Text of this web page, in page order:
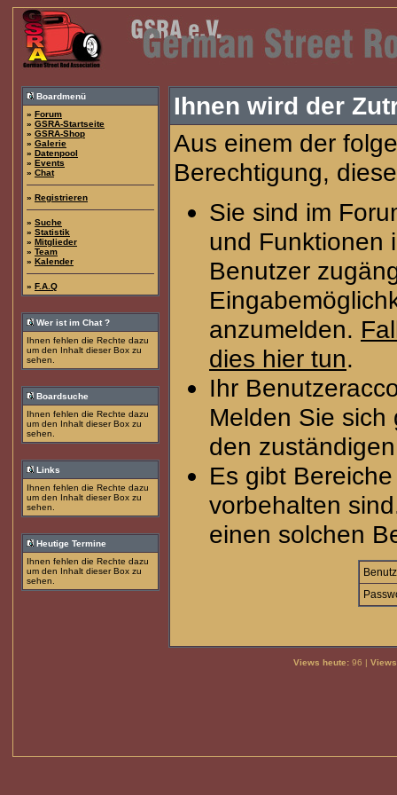
Boardmenü
» Forum
» GSRA-Startseite
» GSRA-Shop
» Galerie
» Datenpool
» Events
» Chat
» Registrieren
» Suche
» Statistik
» Mitglieder
» Team
» Kalender
» F.A.Q
Wer ist im Chat ?
Ihnen fehlen die Rechte dazu
um den Inhalt dieser Box zu
sehen.
Boardsuche
Ihnen fehlen die Rechte dazu
um den Inhalt dieser Box zu
sehen.
Links
Ihnen fehlen die Rechte dazu
um den Inhalt dieser Box zu
sehen.
Heutige Termine
Ihnen fehlen die Rechte dazu
um den Inhalt dieser Box zu
sehen.
Ihnen wird der
Aus einem der
Berechtigung,
Sie sind im
und Funktionen
Benutzer
anzumelden.
dies hier tun.
Ihr
Melden Sie
den
Es gibt
vorbehalten
einen solchen
Views heute:96 |